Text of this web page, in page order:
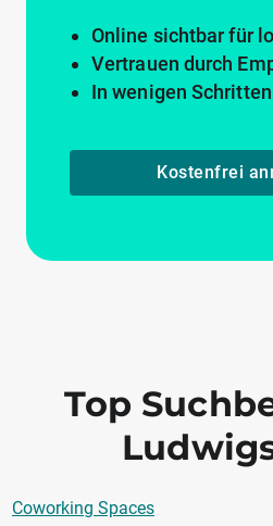
Online sichtbar für
Vertrauen durch
In wenigen
Kostenfrei
Top
Coworking Spaces